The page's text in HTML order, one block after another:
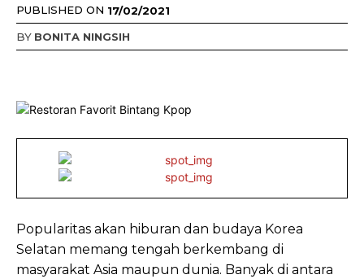
PUBLISHED ON 17/02/2021
BY BONITA NINGSIH
Popularitas akan hiburan dan budaya Korea
Selatan memang tengah berkembang di
masyarakat Asia maupun dunia. Banyak di antara